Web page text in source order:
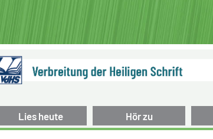
Lies heute Hör zu